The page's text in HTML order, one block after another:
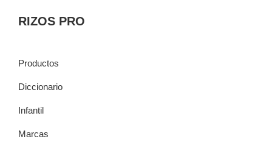
navegación
principal
barra
RIZOS PRO
Productos
Diccionario
Infantil
Marcas